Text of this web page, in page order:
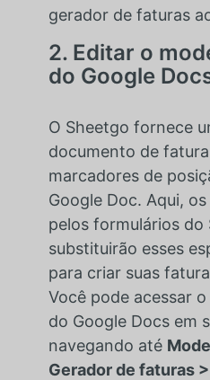
gerador de faturas
2. Editar o
do Google
O Sheetgo fornece
documento de
marcadores de
Google Doc. Aqui,
pelos formulários do
substituirão esses
para criar suas
Você pode acessar
do Google Docs em
navegando até
Gerador de faturas